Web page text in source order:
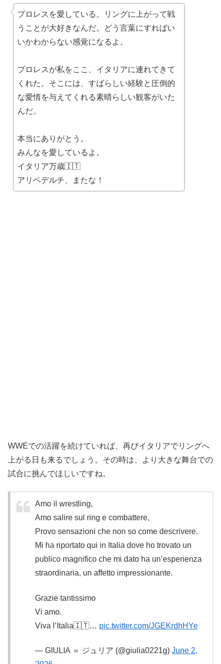
プロレスを愛している。リングに上がって戦
うことが大好きなんだ。どう言葉にすればい
いかわからない感覚になるよ。
プロレスが私をここ、イタリアに連れてきて
くれた。そこには、すばらしい経験と圧倒的
な愛情を与えてくれる素晴らしい観客がいた
んだ。
本当にありがとう。
みんなを愛しているよ。
イタリア万歳🇮🇹
アリベデルチ、またな！
WWEでの活躍を続けていれば、再びイタリアでリングへ
上がる日も来るでしょう。その時は、より大きな舞台での
試合に挑んでほしいですね。
Amo il wrestling,
Amo salire sul ring e combattere,
Provo sensazioni che non so come descrivere.
Mi ha riportato qui in Italia dove ho trovato un
publico magnifico che mi dato ha un’esperienza
straordinaria, un affetto impressionante.
Grazie tantissimo
Vi amo.
Viva l’Italia🇮🇹… pic.twitter.com/JGEKrdhHYe
— GIULIA ＝ ジュリア (@giulia0221g) June 2,